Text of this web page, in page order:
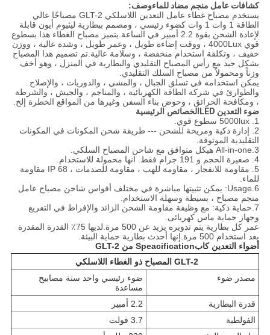
كشافات عامل منجم مضاد للماءوصف:
يستخدم مصباح غطاء عامل التعدين اللاسلكي GLT-2 مصباحًا عالي
الطاقة 1 وات 1 وات كضوء رئيسي ، ومصمم ببطارية ليثيوم أيون قابلة
لإعادة الشحن بقوة 2.2 أمبير في الساعة.يتميز مصباح الغطاء هذا بسطوع
قوي 4000Lux ، ووقت إضاءة طويل ، وعمر طويل ، وشدة عالية ، ووزن
خفيف ، وتكلفة استخدام منخفضة ، وسلامة عالية.تم تصميم هذا المصباح
بشكل جيد مع رأس المصباح التقليدي والبطارية في المنزل ، وهو أخف
وزناً ومحمولاً من مصباح السلك التقليدي.
يمكن استخدامه في تسلق الجبال ، والمشي ، والدوريات ، والإصلاح
والطوارئ في شركة الطاقة الكهربائية ، والمناجم ، والجيش ، والشرطة
، ومكافحة الحرائق ، وحوض بناء السفن وغيرها من المواقع الخطرة إلخ.
ضوء التعدين LED
الخصائص الرئيسية
1. 5000lux سطوع قوي.
2. إدارة ذكية ومريحة للشحن --- طريقة شحن المكونات في المكونات
التقليدية الموثوقة.
3.All-in-one هيكل متوافق مع شاحن المصباح السلكي.
4. صغيرة الحجم و 191 جرام فقط. انها محمولة للاستخدام.
5. مقاومة للانفجار ، مقاومة للهب ، مقاومة للصدمات ، IP 68 مقاومة
للماء.
6.Usage: يمكن تثبيتها مباشرة في مختلف أقواس شاحن مصباح عامل
منجم مصباح ، بسيطة وسهلة الاستخدام.
7.حماية ذكية: مع وظيفة مقاومة الشحن الزائد والإفراط في التفريغ
وجهاز حماية ماس كهربائى.
عمر كل بطارية يتم تدويره يزيد عن 500 مرة.لديها 75٪ القدرة المقدرة
بعد استخدام 500 مرة.إنها أحدث بطارية حماية البيئة.
أضواء التعدين كابSpeacification من GLT-2
GLT-2 المصباح ذو الغطاء اللاسلكي
مصدر ضوء
ضوء رئيسي واحد ستة مصابيح
مساعدة
قدرة البطارية
2.2 أمبير
الفولطية
3.7 فولت